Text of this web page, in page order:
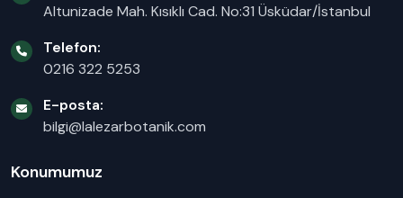
Altunizade Mah. Kısıklı Cad. No:31 Üsküdar/İstanbul
Telefon:
0216 322 5253
E-posta:
bilgi@lalezarbotanik.com
Konumumuz